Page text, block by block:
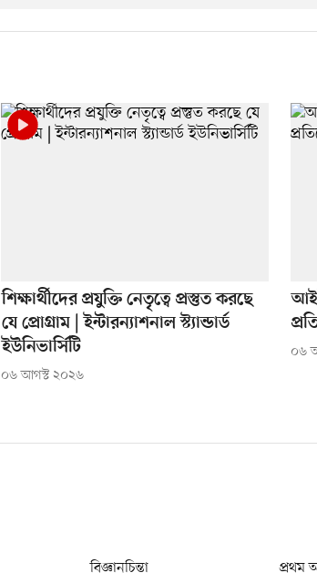
শিক্ষার্থীদের প্রযুক্তি নেতৃত্বে প্রস্তুত করছে
যে প্রোগ্রাম | ইন্টারন্যাশনাল স্ট্যান্ডার্ড
ইউনিভার্সিটি
০৬ আগস্ট ২০২৬
০৬
বিজ্ঞানচিন্তা প্রথম